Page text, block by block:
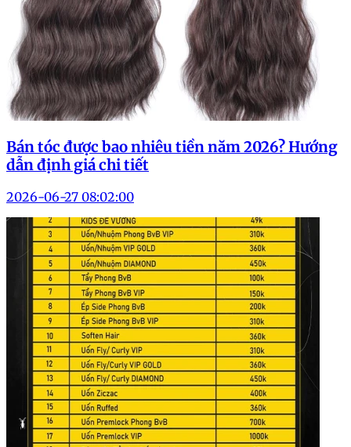
Bán tóc được bao nhiêu tiền năm 2026? Hướng
dẫn định giá chi tiết
2026-06-27 08:02:00